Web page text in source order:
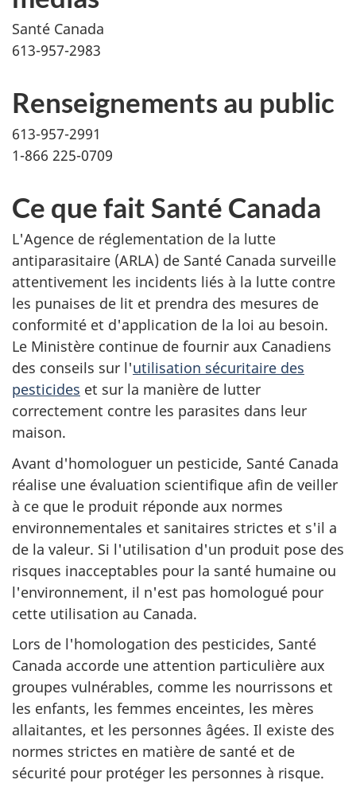
Santé Canada
613-957-2983
Renseignements au public
613-957-2991
1-866 225-0709
Ce que fait Santé Canada
L'Agence de réglementation de la lutte
antiparasitaire (ARLA) de Santé Canada surveille
attentivement les incidents liés à la lutte contre
les punaises de lit et prendra des mesures de
conformité et d'application de la loi au besoin.
Le Ministère continue de fournir aux Canadiens
des conseils sur l'utilisation sécuritaire des
pesticides et sur la manière de lutter
correctement contre les parasites dans leur
maison.
Avant d'homologuer un pesticide, Santé Canada
réalise une évaluation scientifique afin de veiller
à ce que le produit réponde aux normes
environnementales et sanitaires strictes et s'il a
de la valeur. Si l'utilisation d'un produit pose des
risques inacceptables pour la santé humaine ou
l'environnement, il n'est pas homologué pour
cette utilisation au Canada.
Lors de l'homologation des pesticides, Santé
Canada accorde une attention particulière aux
groupes vulnérables, comme les nourrissons et
les enfants, les femmes enceintes, les mères
allaitantes, et les personnes âgées. Il existe des
normes strictes en matière de santé et de
sécurité pour protéger les personnes à risque.